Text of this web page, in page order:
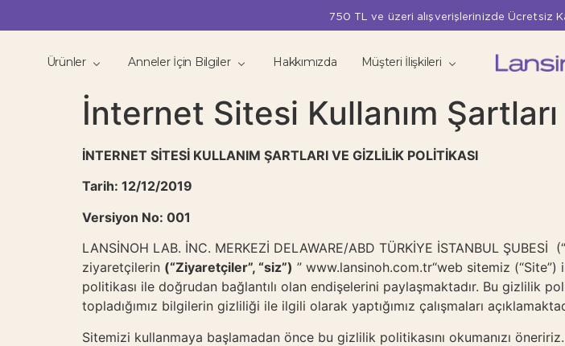
750 TL ve üzeri alışverişlerinizde Ücretsiz
Ürünler Anneler İçin Bilgiler Hakkımızda Müşteri İlişkileri
İnternet Sitesi Kullanım
İNTERNET SİTESİ KULLANIM ŞARTLARI VE GİZLİLİK POLİTİKASI
Tarih: 12/12/2019
Versiyon No: 001
LANSİNOH LAB. İNC. MERKEZİ DELAWARE/ABD TÜRKİYE İSTANBUL ŞUBESİ
ziyaretçilerin (“Ziyaretçiler”, “siz”) ” www.lansinoh.com.tr“web sitemiz
politikası ile doğrudan bağlantılı olan endişelerini paylaşmaktadır. Bu gizlilik
topladığımız bilgilerin gizliliği ile ilgili olarak yaptığımız çalışmaları
Sitemizi kullanmaya başlamadan önce bu gizlilik politikasını okumanızı